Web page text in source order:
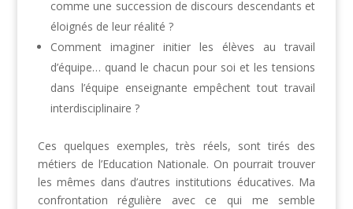
comme une succession de discours descendants et
éloignés de leur réalité ?
Comment imaginer initier les élèves au travail
d’équipe… quand le chacun pour soi et les tensions
dans l’équipe enseignante empêchent tout travail
interdisciplinaire ?
Ces quelques exemples, très réels, sont tirés des
métiers de l’Education Nationale. On pourrait trouver
les mêmes dans d’autres institutions éducatives. Ma
confrontation régulière avec ce qui me semble